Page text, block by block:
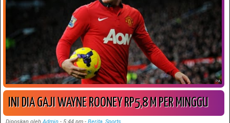
INI DIA GAJI WAYNE ROONEY RP5,8 M PER MINGGU
Diposkan olehAdmin - 5:44 pm- Berita,Sports